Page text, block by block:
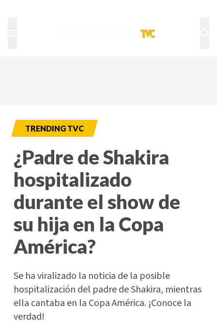
TRENDING TVC
¿Padre de Shakira
hospitalizado
durante el show de
su hija en la Copa
América?
Se ha viralizado la noticia de la posible
hospitalización del padre de Shakira, mientras
ella cantaba en la Copa América. ¡Conoce la
verdad!